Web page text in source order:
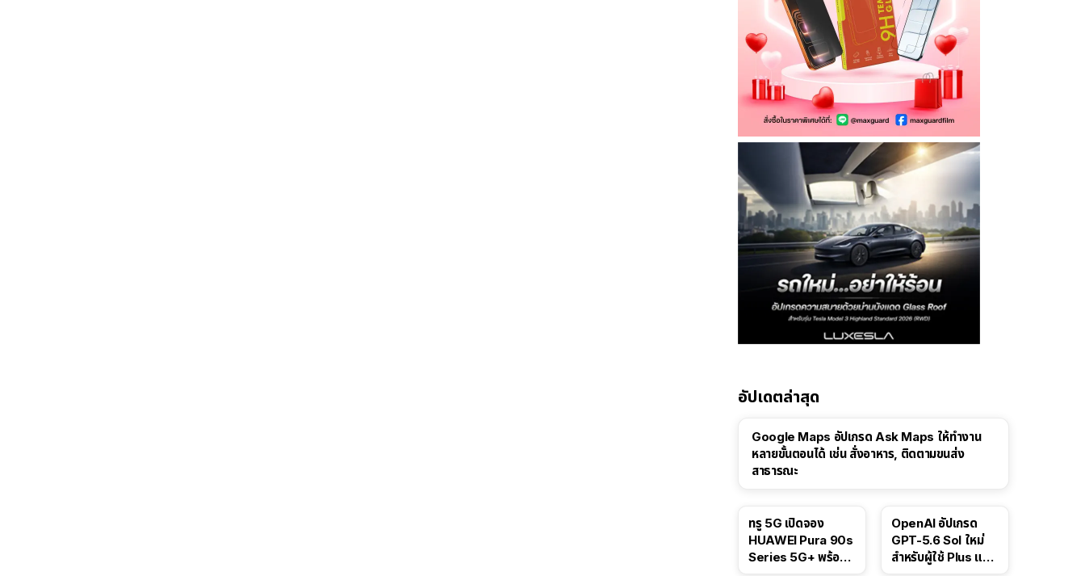
อัปเดตล่าสุด
Google Maps อัปเกรด Ask Maps ให้ทำงาน
หลายขั้นตอนได้ เช่น สั่งอาหาร, ติดตามขนส่ง
สาธารณะ
ทรู 5G เปิดจอง
HUAWEI Pura 90s
Series 5G+ พร้อม
OpenAI อัปเกรด
GPT-5.6 Sol ใหม่
สำหรับผู้ใช้ Plus และ